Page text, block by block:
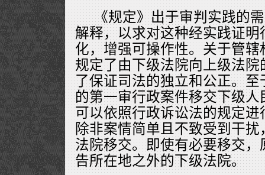
《规定》出于审判实践的
解释，以求对这种经实践证
化，增强可操作性。关于管
规定了由下级法院向上级法
了保证司法的独立和公正。
的第一审行政案件移交下级
可以依照行政诉讼法的规定
除非案情简单且不致受到干
法院移交。即使有必要移交
告所在地之外的下级法院。